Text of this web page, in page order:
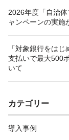
2026年度「自治
ャンペーンの実施
「対象銀行をは
支払いで最大500
いて
カテゴリー
導入事例